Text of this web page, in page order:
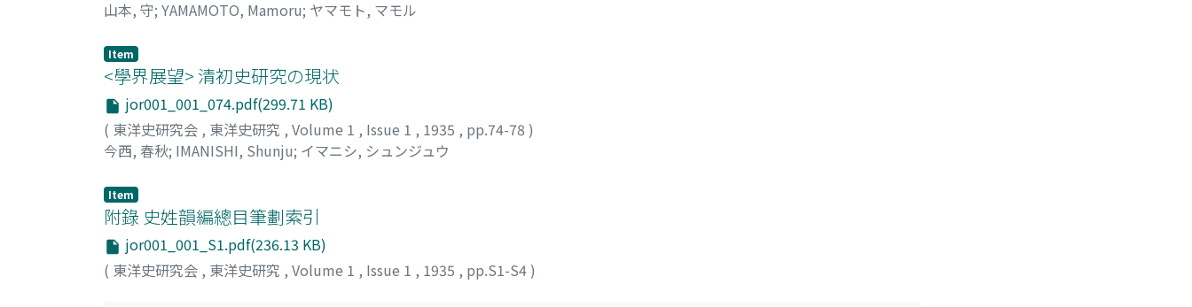
山本, 守; YAMAMOTO, Mamoru; ヤマモト, マモル
Item
<學界展望> 清初史研究の現状
jor001_001_074.pdf(299.71 KB)
( 東洋史研究会 , 東洋史研究 , Volume 1 , Issue 1 , 1935 , pp.74-78 )
今西, 春秋; IMANISHI, Shunju; イマニシ, シュンジュウ
Item
附錄 史姓韻編總目筆劃索引
jor001_001_S1.pdf(236.13 KB)
( 東洋史研究会 , 東洋史研究 , Volume 1 , Issue 1 , 1935 , pp.S1-S4)